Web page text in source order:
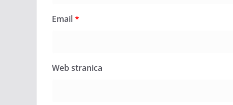
Email*
Web stranica